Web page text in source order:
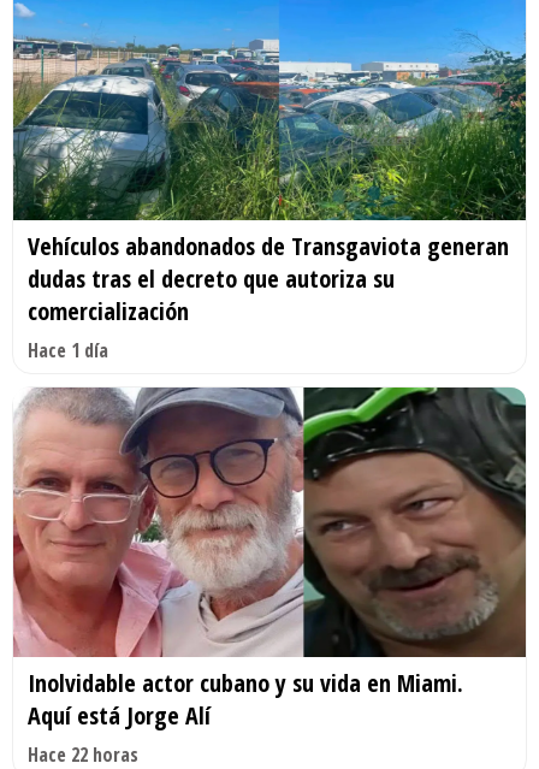
Vehículos abandonados de Transgaviota generan
dudas tras el decreto que autoriza su
comercialización
Hace 1 día
Inolvidable actor cubano y su vida en Miami.
Aquí está Jorge Alí
Hace 22 horas